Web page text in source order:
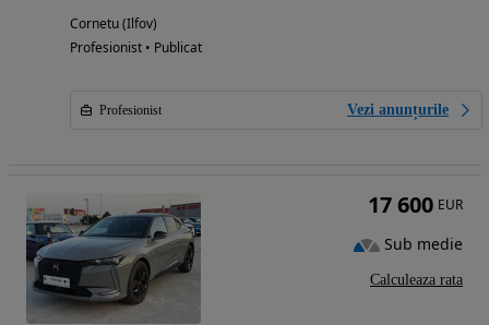
Cornetu (Ilfov)
Profesionist • Publicat
Profesionist Vezi anunțurile
17 600 EUR
Sub medie
Calculeaza rata